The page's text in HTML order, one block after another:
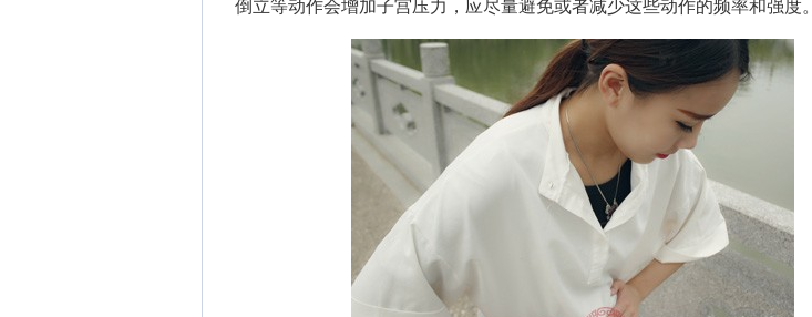
倒立等动作会增加子宫压力，应尽量避免或者减少这些动作的频率和强度。